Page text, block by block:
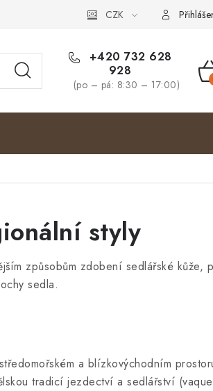
Moje objednávka
CZK
+420 732 628
928
(po – pá: 8:30 – 17:00)
styly
způsobům zdobení sedlářské kůže,
sedla.
a blízkovýchodním
tradicí jezdectví a sedlářství